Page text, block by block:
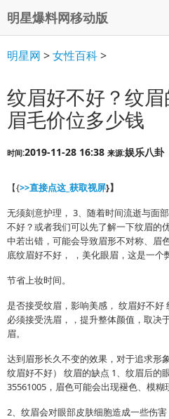
明星爆料网移动版
明星网 >女性百科>
纹眉好不好？纹
眉毛价位多少钱
时间:2019-11-28 16:38 来源:娱乐八卦
【{>>直接点这_获取视屏}】
无须刻意护理， 3、随着时间流逝与面
不好？或者我们可以先了解一下纹眉的
中若出错，可能会导致眉形不对称、眉
底纹眉好不好， ，美化眼眉，这是一个
节省上妆时间。
是否接受纹眉，影响美感， 纹眉好不
必须接受洗眉，，提升整体颜值，取决
眉。
达到眉形长久不变的效果，对于追求形
纹眉好不好） 纹眉的缺点 1、纹眉后的
35561005，眉色可能会出现褪色、模糊
2、纹眉会对眼部皮肤细胞造成一些伤